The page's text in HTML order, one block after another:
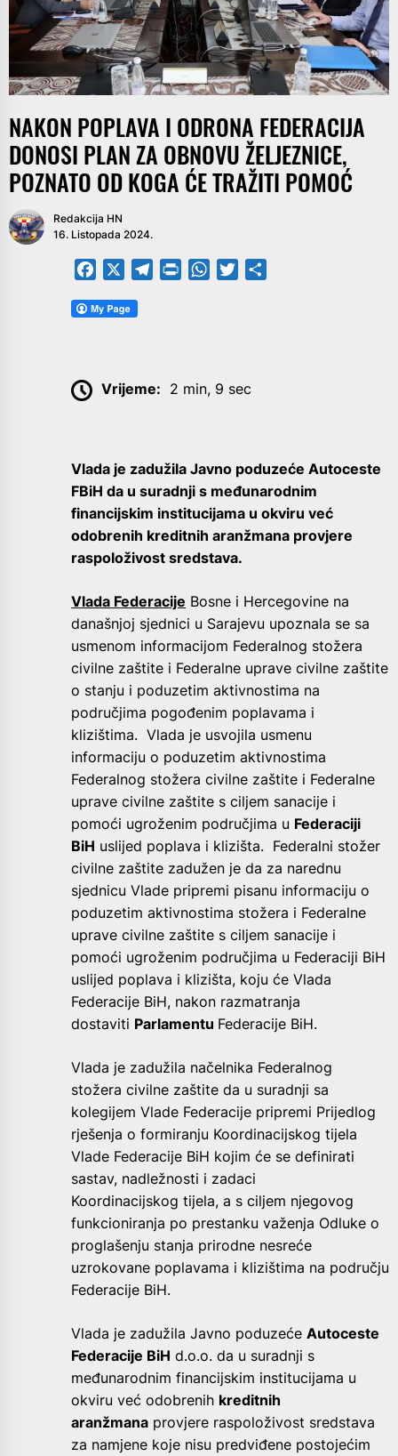
NAKON POPLAVA I ODRONA FEDERACIJA
DONOSI PLAN ZA OBNOVU ŽELJEZNICE,
POZNATO OD KOGA ĆE TRAŽITI POMOĆ
Redakcija HN
16. Listopada 2024.
Facebook TelegramPrintFriendly
WhatsApp
Twitter
Vrijeme: 2 min, 9 sec
Vlada je zadužila Javno poduzeće Autoceste
FBiH da u suradnji s međunarodnim
financijskim institucijama u okviru već
odobrenih kreditnih aranžmana provjere
raspoloživost sredstava.
Vlada Federacije Bosne i Hercegovine na
današnjoj sjednici u Sarajevu upoznala se sa
usmenom informacijom Federalnog stožera
civilne zaštite i Federalne uprave civilne zaštite
o stanju i poduzetim aktivnostima na
područjima pogođenim poplavama i
klizištima. Vlada je usvojila usmenu
informaciju o poduzetim aktivnostima
Federalnog stožera civilne zaštite i Federalne
uprave civilne zaštite s ciljem sanacije i
pomoći ugroženim područjima u Federaciji
BiH uslijed poplava i klizišta. Federalni stožer
civilne zaštite zadužen je da za narednu
sjednicu Vlade pripremi pisanu informaciju o
poduzetim aktivnostima stožera i Federalne
uprave civilne zaštite s ciljem sanacije i
pomoći ugroženim područjima u Federaciji BiH
uslijed poplava i klizišta, koju će Vlada
Federacije BiH, nakon razmatranja
dostaviti Parlamentu Federacije BiH.
Vlada je zadužila načelnika Federalnog
stožera civilne zaštite da u suradnji sa
kolegijem Vlade Federacije pripremi Prijedlog
rješenja o formiranju Koordinacijskog tijela
Vlade Federacije BiH kojim će se definirati
sastav, nadležnosti i zadaci
Koordinacijskog tijela, a s ciljem njegovog
funkcioniranja po prestanku važenja Odluke o
proglašenju stanja prirodne nesreće
uzrokovane poplavama i klizištima na području
Federacije BiH.
Vlada je zadužila Javno poduzeće Autoceste
Federacije BiH d.o.o. da u suradnji s
međunarodnim financijskim institucijama u
okviru već odobrenih kreditnih
aranžmana provjere raspoloživost sredstava
za namjene koje nisu predviđene postojećim